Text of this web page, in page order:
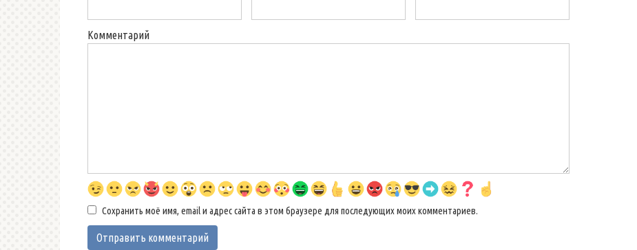
Комментарий
Сохранить моё имя, email и адрес сайта в этом браузере для последующих моих комментариев.